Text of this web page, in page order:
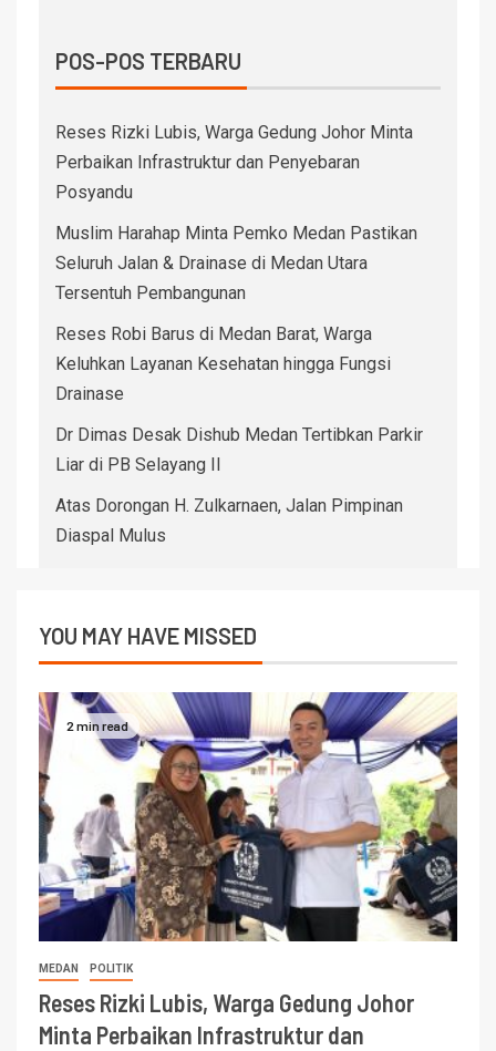
POS-POS TERBARU
Reses Rizki Lubis, Warga Gedung Johor Minta
Perbaikan Infrastruktur dan Penyebaran
Posyandu
Muslim Harahap Minta Pemko Medan Pastikan
Seluruh Jalan & Drainase di Medan Utara
Tersentuh Pembangunan
Reses Robi Barus di Medan Barat, Warga
Keluhkan Layanan Kesehatan hingga Fungsi
Drainase
Dr Dimas Desak Dishub Medan Tertibkan Parkir
Liar di PB Selayang II
Atas Dorongan H. Zulkarnaen, Jalan Pimpinan
Diaspal Mulus
YOU MAY HAVE MISSED
2 min read
MEDAN POLITIK
Reses Rizki Lubis, Warga Gedung Johor
Minta Perbaikan Infrastruktur dan